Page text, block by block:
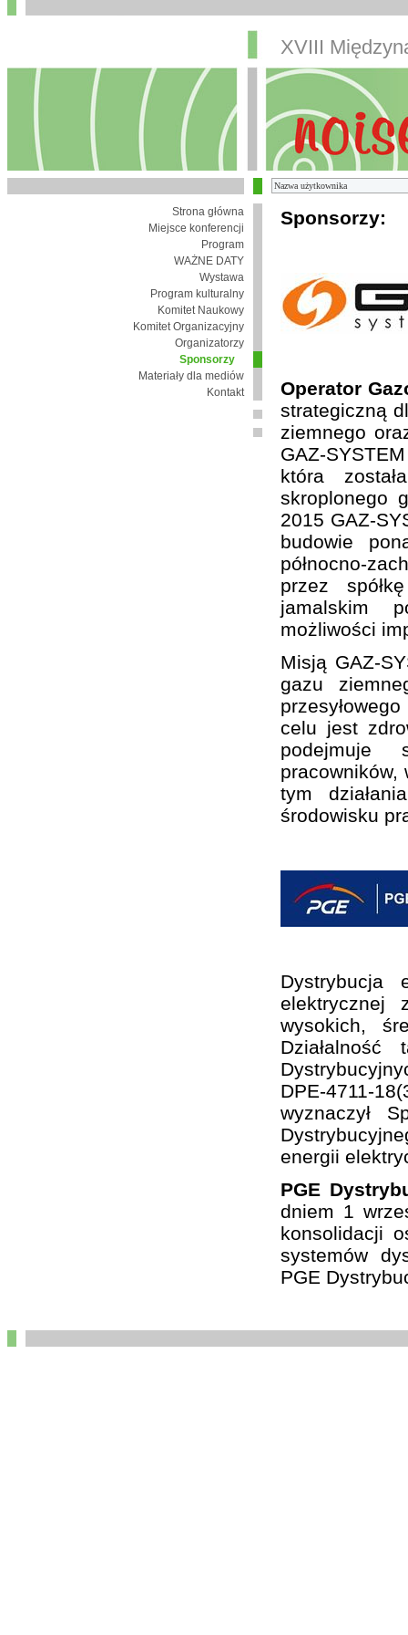
XVIII
Strona główna
Miejsce konferencji
Program
WAŻNE DATY
Wystawa
Program kulturalny
Komitet Naukowy
Komitet Organizacyjny
Organizatorzy
Sponsorzy
Materiały dla mediów
Kontakt
Sponsorzy:
Operator
strategiczną
ziemnego
GAZ-
która
skroplonego
2015 GAZ-
budowie
północno-
przez
jamalskim
możliwości
Misją GAZ-
gazu
celu jest
podejmuje
pracowników,
tym
środowisku
Dystrybucja
elektrycznej
wysokich,
DPE-4711-
wyznaczył
energii
PGE
dniem 1
konsolidacji
systemów
PGE